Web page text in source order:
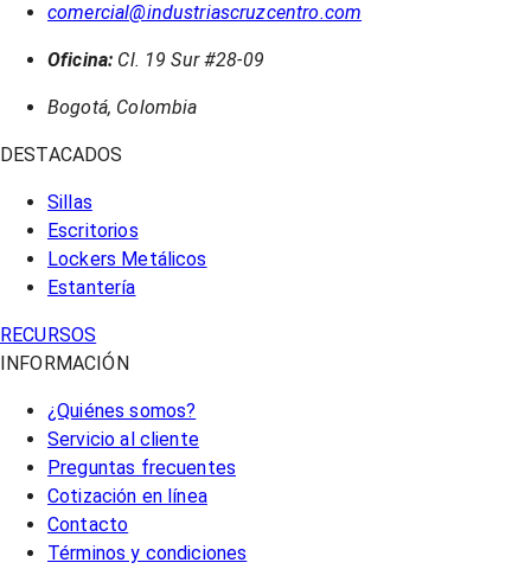
comercial@industriascruzcentro.com
Oficina: Cl. 19 Sur #28-09
Bogotá, Colombia
DESTACADOS
Sillas
Escritorios
Lockers Metálicos
Estantería
RECURSOS
INFORMACIÓN
¿Quiénes somos?
Servicio al cliente
Preguntas frecuentes
Cotización en línea
Contacto
Términos y condiciones